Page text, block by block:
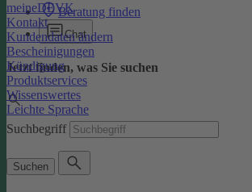
meineDEVK
Kontakt
Kundendaten ändern
Bescheinigungen
Kündigung
Produktservices
Wissenswertes
Leichte Sprache
Beratung finden
Chat
Jetzt finden, was Sie suchen
Suchbegriff
Suchen